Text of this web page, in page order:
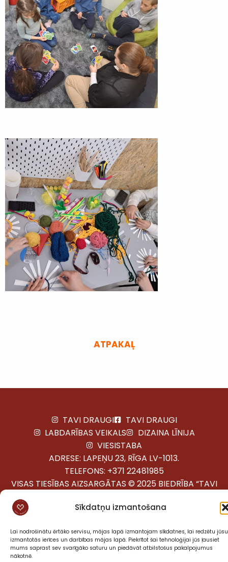
Sīkdatņu izmantošana
Lai nodrošinātu ērtāko servisu, mājas lapā izmantojam sīkdatnes, lai redzētu jūsu
izmantotās ierīces un darbības mājas lapā. Piekrītot šai tehnoloģijai jūs ļausiet
mums saprast sev svarīgāko saturu un piedāvāt atbilstošus pakalpojumus
nākotnē.
ATPAKAĻ
TAVI DRAUGI
TAVI DRAUGI
LABDARĪBAS VEIKALS
DIZAINA LĪNIJA
VIESISTABA
ADRESE: LAPEŅU 23, RĪGA LV-1013.
TELEFONS: +371 22481985
VISAS TIESĪBAS AIZSARGĀTAS © 2025 BIEDRĪBA “TAVI